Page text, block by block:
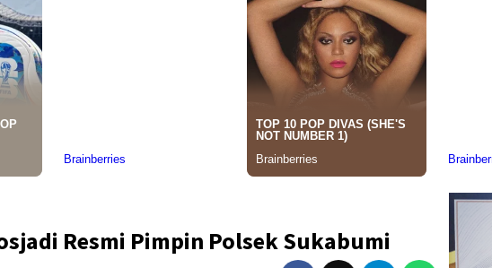
Resmi Pimpin Polsek Sukabumi